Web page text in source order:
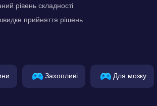
рівень складності
прийняття рішень
Захопливі Для мозку